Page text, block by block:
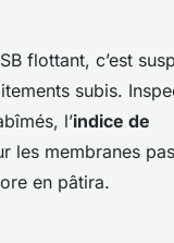
flottant, c’est
subis.
l’indice de
les membranes
en pâtira.